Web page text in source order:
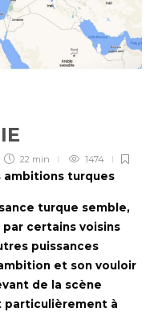
22 min 1474
ambitions turques
turque semble,
certains voisins
puissances
et son vouloir
de la scène
particulièrement à